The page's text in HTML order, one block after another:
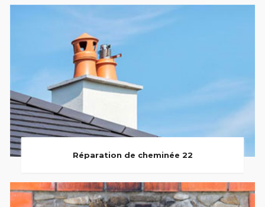
Réparation de cheminée 22